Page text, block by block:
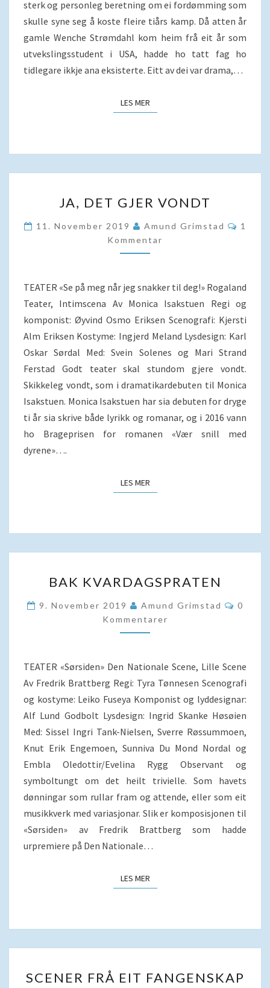
sterk og personleg beretning om ei fordømming som
skulle syne seg å koste fleire tiårs kamp. Då atten år
gamle Wenche Strømdahl kom heim frå eit år som
utvekslingsstudent i USA, hadde ho tatt fag ho
tidlegare ikkje ana eksisterte. Eitt av dei var drama,…
LES MERLES MER
DET
GJER
VONDT
JA, DET GJER VONDT
11. November 2019 Amund Grimstad
1
Kommentar
TEATER «Se på meg når jeg snakker til deg!» Rogaland
Teater, Intimscena Av Monica Isakstuen Regi og
komponist: Øyvind Osmo Eriksen Scenografi: Kjersti
Alm Eriksen Kostyme: Ingjerd Meland Lysdesign: Karl
Oskar Sørdal Med: Svein Solenes og Mari Strand
Ferstad Godt teater skal stundom gjere vondt.
Skikkeleg vondt, som i dramatikardebuten til Monica
Isakstuen. Monica Isakstuen har sia debuten for dryge
ti år sia skrive både lyrikk og romanar, og i 2016 vann
ho Brageprisen for romanen «Vær snill med
dyrene»….
LES MERLES MER
KVARDAGSPRATEN
BAK KVARDAGSPRATEN
9. November 2019 Amund Grimstad
0
Kommentarer
TEATER «Sørsiden» Den Nationale Scene, Lille Scene
Av Fredrik Brattberg Regi: Tyra Tønnesen Scenografi
og kostyme: Leiko Fuseya Komponist og lyddesignar:
Alf Lund Godbolt Lysdesign: Ingrid Skanke Høsøien
Med: Sissel Ingri Tank-Nielsen, Sverre Røssummoen,
Knut Erik Engemoen, Sunniva Du Mond Nordal og
Embla Oledottir/Evelina Rygg Observant og
symboltungt om det heilt trivielle. Som havets
dønningar som rullar fram og attende, eller som eit
musikkverk med variasjonar. Slik er komposisjonen til
«Sørsiden» av Fredrik Brattberg som hadde
urpremiere på Den Nationale…
LES MERLES MER
FRÅ
SCENER FRÅ EIT FANGENSKAP